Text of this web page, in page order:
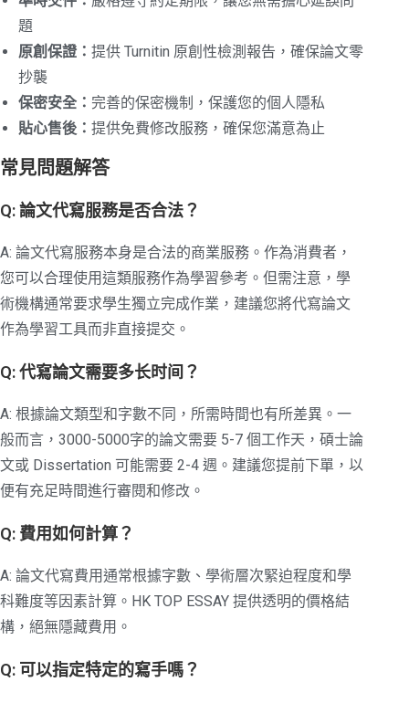
題
原創保證： 提供 Turnitin 原創性檢測報告，確保論文零
抄襲
保密安全： 完善的保密機制，保護您的個人隱私
貼心售後： 提供免費修改服務，確保您滿意為止
常見問題解答
Q: 論文代寫服務是否合法？
A: 論文代寫服務本身是合法的商業服務。作為消費者，
您可以合理使用這類服務作為學習參考。但需注意，學
術機構通常要求學生獨立完成作業，建議您將代寫論文
作為學習工具而非直接提交。
Q: 代寫論文需要多长时间？
A: 根據論文類型和字數不同，所需時間也有所差異。一
般而言，3000-5000字的論文需要 5-7 個工作天，碩士論
文或 Dissertation 可能需要 2-4 週。建議您提前下單，以
便有充足時間進行審閱和修改。
Q: 費用如何計算？
A: 論文代寫費用通常根據字數、學術層次緊迫程度和學
科難度等因素計算。HK TOP ESSAY 提供透明的價格結
構，絕無隱藏費用。
Q: 可以指定特定的寫手嗎？